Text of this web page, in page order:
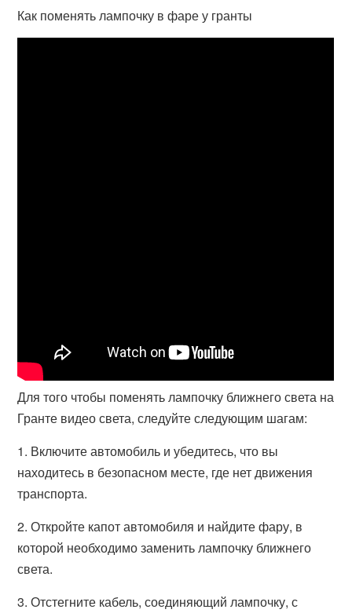
Как поменять лампочку в фаре у гранты
Для того чтобы поменять лампочку ближнего света на
Гранте видео света, следуйте следующим шагам:
1. Включите автомобиль и убедитесь, что вы
находитесь в безопасном месте, где нет движения
транспорта.
2. Откройте капот автомобиля и найдите фару, в
которой необходимо заменить лампочку ближнего
света.
3. Отстегните кабель, соединяющий лампочку, с